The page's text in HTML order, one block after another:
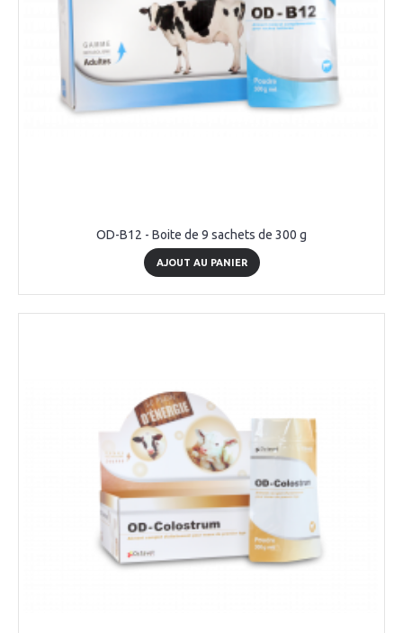
OD-B12 - Boite de 9 sachets de 300 g
AJOUT AU PANIER